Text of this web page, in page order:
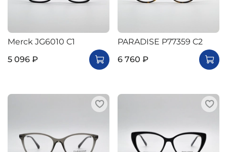
Merck JG6010 C1
5 096 ₽
PARADISE P77359 C2
6 760 ₽